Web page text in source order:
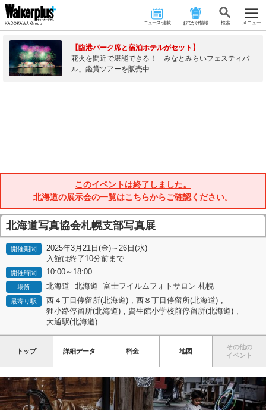
ニュース･連載 おでかけ情報 検 索 メニュー
【臨港パーク席と宿泊ホテルがセット】
花火を間近で堪能できる！「みなとみらいフェスティバ
ル」鑑賞ツアーを販売中
このイベントは終了しました。
北海道の展示会の一覧はこちらからご確認ください。
北海道写真協会札幌支部写真展
開催期間
2025年3月21日(金)～26日(水)
入館は終了10分前まで
開催時間 10:00～18:00
場所 北海道 北海道 富士フイルムフォトサロン 札幌
最寄り駅 西４丁目停留所(北海道) , 西８丁目停留所(北海道) ,
狸小路停留所(北海道) , 資生館小学校前停留所(北海道) ,
大通駅(北海道)
トップ 詳細データ 料金 地図
その他の
イベント